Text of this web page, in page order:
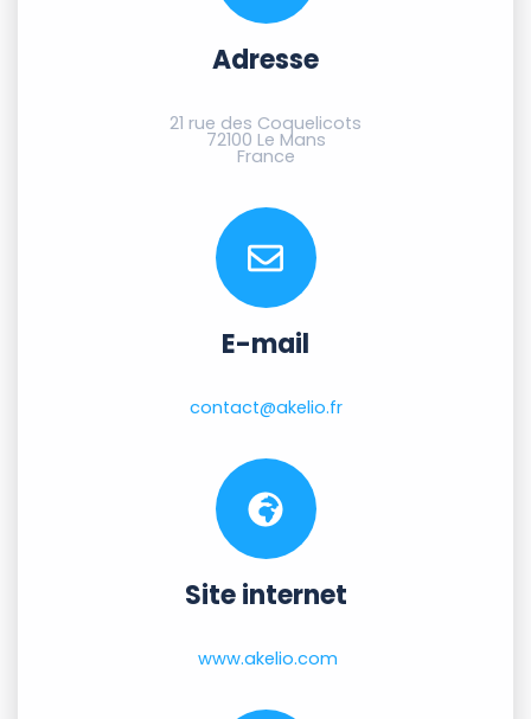
Adresse
21 rue des Coquelicots
72100 Le Mans
France
E-mail
contact@akelio.fr
Site internet
www.akelio.com